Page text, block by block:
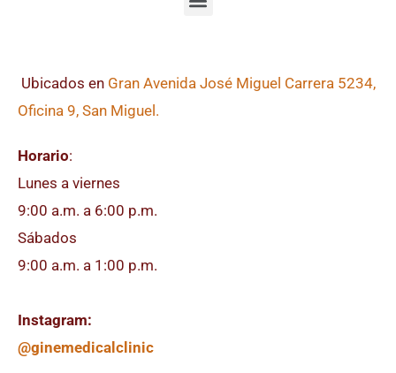
Ubicados en Gran Avenida José Miguel Carrera 5234,
Oficina 9, San Miguel.
Horario:
Lunes a viernes
9:00 a.m. a 6:00 p.m.
Sábados
9:00 a.m. a 1:00 p.m.
Instagram:
@ginemedicalclinic